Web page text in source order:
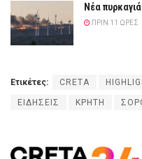
Νέα
ΠΡΙΝ 11 ΏΡΕΣ
Ετικέτες: CRETA
ΕΙΔΗΣΕΙΣ ΚΡΗΤΗ